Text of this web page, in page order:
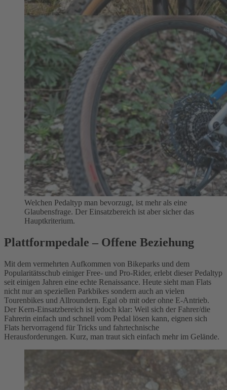
Welchen Pedaltyp man bevorzugt, ist mehr als eine
Glaubensfrage. Der Einsatzbereich ist aber sicher das
Hauptkriterium.
Plattformpedale – Offene Beziehung
Mit dem vermehrten Aufkommen von Bikeparks und dem
Popularitätsschub einiger Free- und Pro-Rider, erlebt dieser Pedaltyp
seit einigen Jahren eine echte Renaissance. Heute sieht man Flats
nicht nur an speziellen Parkbikes sondern auch an vielen
Tourenbikes und Allroundern. Egal ob mit oder ohne E-Antrieb.
Der Kern-Einsatzbereich ist jedoch klar: Weil sich der Fahrer/die
Fahrerin einfach und schnell vom Pedal lösen kann, eignen sich
Flats hervorragend für Tricks und fahrtechnische
Herausforderungen. Kurz, man traut sich einfach mehr im Gelände.